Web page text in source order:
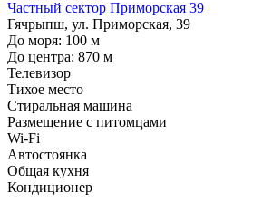
Частный сектор Приморская 39
Гячрыпш, ул. Приморская, 39
До моря: 100 м
До центра: 870 м
Телевизор
Тихое место
Стиральная машина
Размещение с питомцами
Wi-Fi
Автостоянка
Общая кухня
Кондиционер